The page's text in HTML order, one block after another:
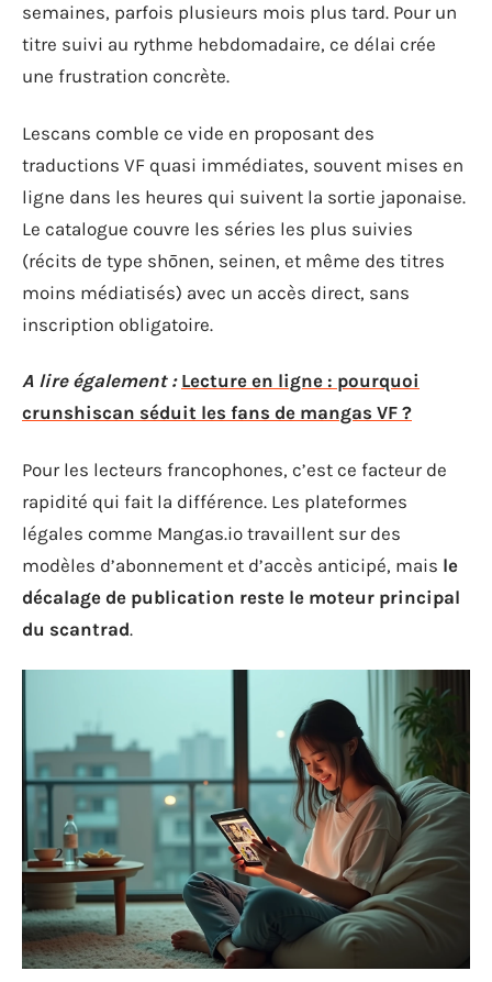
semaines, parfois plusieurs mois plus tard. Pour un
titre suivi au rythme hebdomadaire, ce délai crée
une frustration concrète.
Lescans comble ce vide en proposant des
traductions VF quasi immédiates, souvent mises en
ligne dans les heures qui suivent la sortie japonaise.
Le catalogue couvre les séries les plus suivies
(récits de type shōnen, seinen, et même des titres
moins médiatisés) avec un accès direct, sans
inscription obligatoire.
A lire également : Lecture en ligne : pourquoi
crunshiscan séduit les fans de mangas VF ?
Pour les lecteurs francophones, c’est ce facteur de
rapidité qui fait la différence. Les plateformes
légales comme Mangas.io travaillent sur des
modèles d’abonnement et d’accès anticipé, mais le
décalage de publication reste le moteur principal
du scantrad.